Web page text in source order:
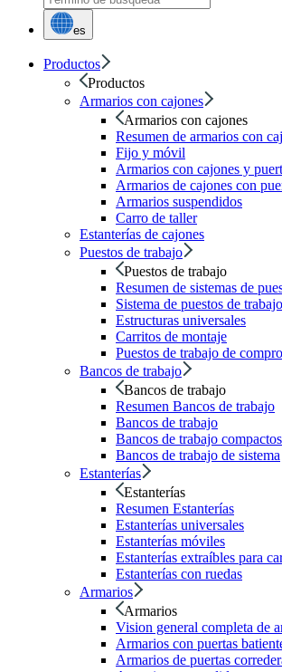
es
Productos
Productos
Armarios con cajones
Armarios con cajones
Resumen de armarios con
Fijo y móvil
Armarios con cajones y
Armarios de cajones con
Armarios suspendidos
Carro de taller
Estanterías de cajones
Puestos de trabajo
Puestos de trabajo
Resumen de sistemas de
Sistema de puestos de
Estructuras universales
Carritos de montaje
Puestos de trabajo de
Bancos de trabajo
Bancos de trabajo
Resumen Bancos de trabajo
Bancos de trabajo
Bancos de trabajo compactos
Bancos de trabajo de sistema
Estanterías
Estanterías
Resumen Estanterías
Estanterías universales
Estanterías móviles
Estanterías extraíbles para
Estanterías con ruedas
Armarios
Armarios
Vision general completa de
Armarios con puertas
Armarios de puertas